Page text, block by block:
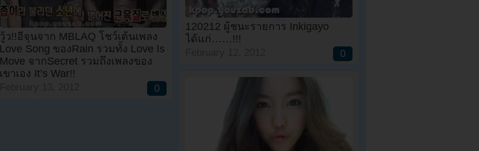
วู้ว!!อีจุนจาก MBLAQ โชว์เต้นเพลง
Love Song ของRain รวมทั้ง Love Is
Move จากSecret รวมถึงเพลงของ
เขาเอง It’s War!!
0
120212 ผู้ชนะรายการ Inkigayo
ได้แก่……!!!
0